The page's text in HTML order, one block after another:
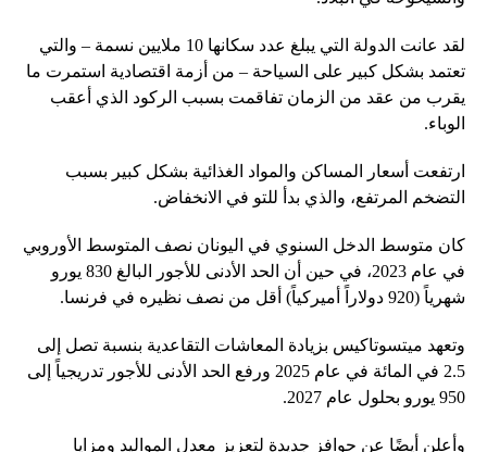
لقد عانت الدولة التي يبلغ عدد سكانها 10 ملايين نسمة – والتي
تعتمد بشكل كبير على السياحة – من أزمة اقتصادية استمرت ما
يقرب من عقد من الزمان تفاقمت بسبب الركود الذي أعقب
الوباء.
ارتفعت أسعار المساكن والمواد الغذائية بشكل كبير بسبب
التضخم المرتفع، والذي بدأ للتو في الانخفاض.
كان متوسط ​​الدخل السنوي في اليونان نصف المتوسط ​​الأوروبي
في عام 2023، في حين أن الحد الأدنى للأجور البالغ 830 يورو
شهرياً (920 دولاراً أميركياً) أقل من نصف نظيره في فرنسا.
وتعهد ميتسوتاكيس بزيادة المعاشات التقاعدية بنسبة تصل إلى
2.5 في المائة في عام 2025 ورفع الحد الأدنى للأجور تدريجياً إلى
950 يورو بحلول عام 2027.
وأعلن أيضًا عن حوافز جديدة لتعزيز معدل المواليد ومزايا